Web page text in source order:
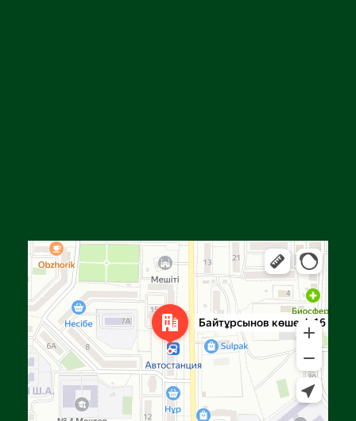
Яндекс Карталар — көлік, навигация, орындарды іздеу